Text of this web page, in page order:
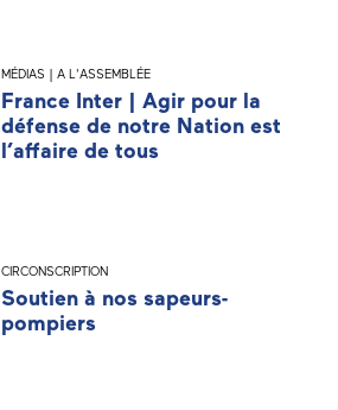
MÉDIAS | A L'ASSEMBLÉE
France Inter | Agir pour la
défense de notre Nation est
l’affaire de tous
CIRCONSCRIPTION
Soutien à nos sapeurs-
pompiers